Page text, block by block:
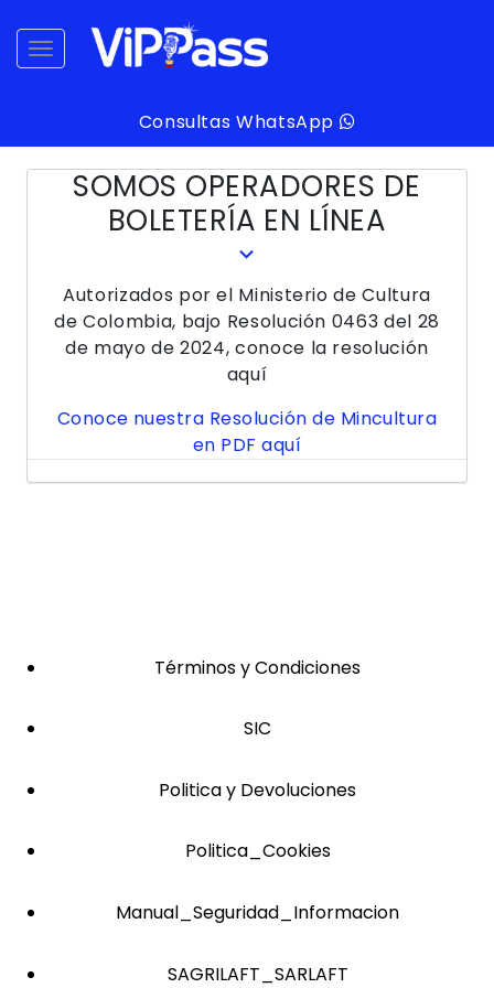
desplegar navegación
Consultas WhatsApp
SOMOS OPERADORES DE
BOLETERÍA EN LÍNEA
Autorizados por el Ministerio de Cultura
de Colombia, bajo Resolución 0463 del 28
de mayo de 2024, conoce la resolución
aquí
Conoce nuestra Resolución de Mincultura
en PDF aquí
Términos y Condiciones
SIC
Politica y Devoluciones
Politica_Cookies
Manual_Seguridad_Informacion
SAGRILAFT_SARLAFT